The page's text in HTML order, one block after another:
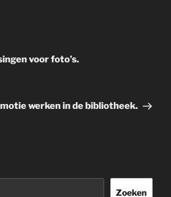
voor foto’s.
werken in de bibliotheek.
Zoeken